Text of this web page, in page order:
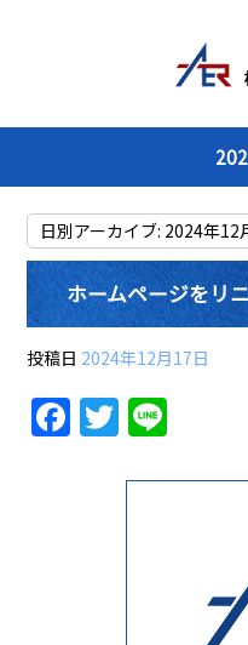
日別アーカイブ: 2024年12
ホームページをリ
投稿日 2024年12月17日
F
a
T
w
itte